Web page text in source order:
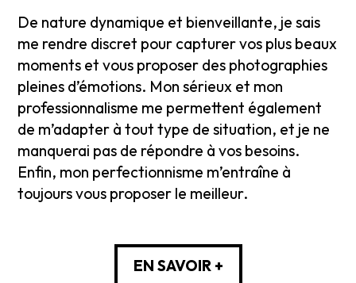
De nature dynamique et bienveillante, je sais
me rendre discret pour capturer vos plus beaux
moments et vous proposer des photographies
pleines d’émotions. Mon sérieux et mon
professionnalisme me permettent également
de m’adapter à tout type de situation, et je ne
manquerai pas de répondre à vos besoins.
Enfin, mon perfectionnisme m’entraîne à
toujours vous proposer le meilleur.
EN SAVOIR +